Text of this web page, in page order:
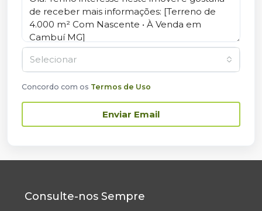
Selecionar
Concordo com os Termos de Uso
Enviar Email
Consulte-nos Sempre